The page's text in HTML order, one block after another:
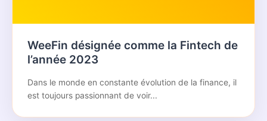
WeeFin désignée comme la Fintech de
l’année 2023
Dans le monde en constante évolution de la finance, il
est toujours passionnant de voir...